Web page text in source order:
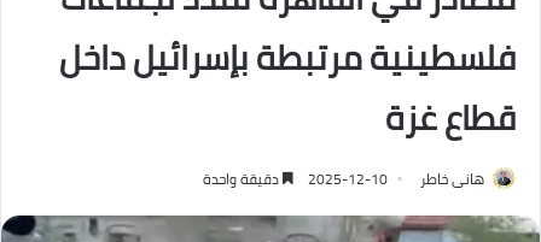
فلسطينية مرتبطة بإسرائيل داخل
قطاع غزة
هانى خاطر 2025-12-10 دقيقة واحدة